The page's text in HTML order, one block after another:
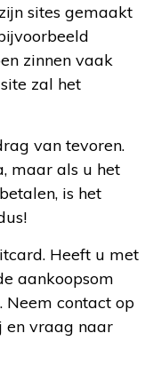
sites gemaakt
zinnen vaak
zal het
van tevoren.
maar als u het
is het
Heeft u met
aankoopsom
Neem contact op
en vraag naar